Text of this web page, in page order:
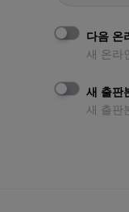
다음 온
새 온라
새 출판
새 출판